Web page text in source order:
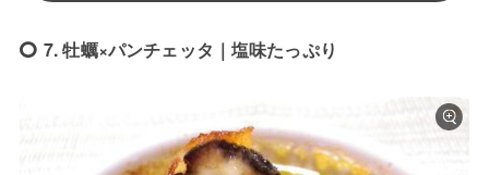
7. 牡蠣×パンチェッタ｜塩味たっぷり